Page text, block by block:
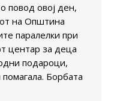
повод овој ден,
на Општина
паралелки при
центар за деца
подароци,
Борбата